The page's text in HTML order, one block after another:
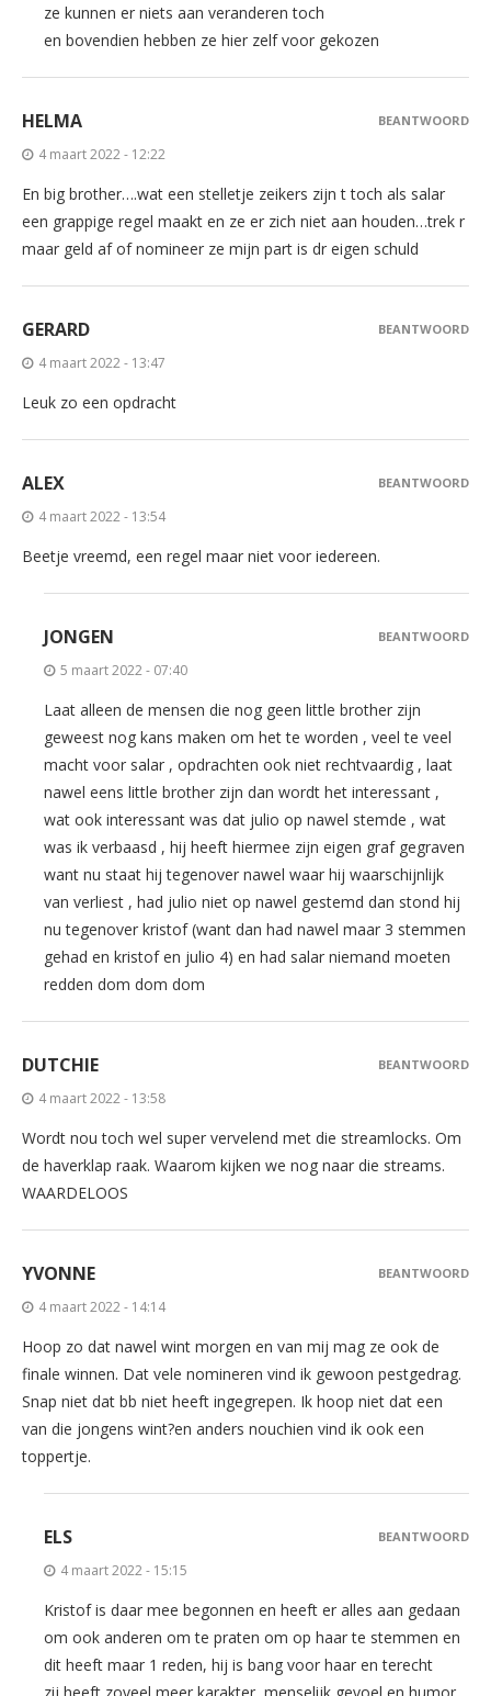
ze kunnen er niets aan veranderen toch
en bovendien hebben ze hier zelf voor gekozen
HELMA
4 maart 2022 - 12:22
En big brother….wat een stelletje zeikers zijn t toch als salar
een grappige regel maakt en ze er zich niet aan houden…trek r
maar geld af of nomineer ze mijn part is dr eigen schuld
BEANTWOORD
GERARD
4 maart 2022 - 13:47
Leuk zo een opdracht
BEANTWOORD
ALEX
4 maart 2022 - 13:54
Beetje vreemd, een regel maar niet voor iedereen.
BEANTWOORD
JONGEN
5 maart 2022 - 07:40
Laat alleen de mensen die nog geen little brother zijn
geweest nog kans maken om het te worden , veel te veel
macht voor salar , opdrachten ook niet rechtvaardig , laat
nawel eens little brother zijn dan wordt het interessant ,
wat ook interessant was dat julio op nawel stemde , wat
was ik verbaasd , hij heeft hiermee zijn eigen graf gegraven
want nu staat hij tegenover nawel waar hij waarschijnlijk
van verliest , had julio niet op nawel gestemd dan stond hij
nu tegenover kristof (want dan had nawel maar 3 stemmen
gehad en kristof en julio 4) en had salar niemand moeten
redden dom dom dom
BEANTWOORD
DUTCHIE
4 maart 2022 - 13:58
Wordt nou toch wel super vervelend met die streamlocks. Om
de haverklap raak. Waarom kijken we nog naar die streams.
WAARDELOOS
BEANTWOORD
YVONNE
4 maart 2022 - 14:14
Hoop zo dat nawel wint morgen en van mij mag ze ook de
finale winnen. Dat vele nomineren vind ik gewoon pestgedrag.
Snap niet dat bb niet heeft ingegrepen. Ik hoop niet dat een
van die jongens wint?en anders nouchien vind ik ook een
toppertje.
BEANTWOORD
ELS
4 maart 2022 - 15:15
Kristof is daar mee begonnen en heeft er alles aan gedaan
om ook anderen om te praten om op haar te stemmen en
dit heeft maar 1 reden, hij is bang voor haar en terecht
zij heeft zoveel meer karakter, menselijk gevoel en humor
BEANTWOORD